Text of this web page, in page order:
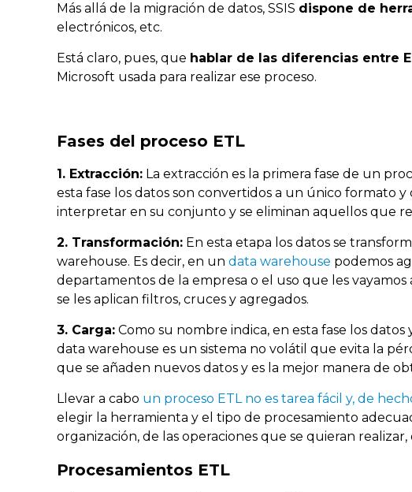
Más allá de la migración de datos, SSIS dispone de
electrónicos, etc.
Está claro, pues, que hablar de las diferencias entre
Microsoft usada para realizar ese proceso.
Fases del proceso ETL
1. Extracción: La extracción es la primera fase de un
esta fase los datos son convertidos a un único formato
interpretar en su conjunto y se eliminan aquellos que
2. Transformación: En esta etapa los datos se
warehouse. Es decir, en un data warehouse podemos
departamentos de la empresa o el uso que les
se les aplican filtros, cruces y agregados.
3. Carga: Como su nombre indica, en esta fase los
data warehouse es un sistema no volátil que evita la
que se añaden nuevos datos y es la mejor manera de
Llevar a cabo un proceso ETL no es tarea fácil y, de
elegir la herramienta y el tipo de procesamiento
organización, de las operaciones que se quieran realizar,
Procesamientos ETL